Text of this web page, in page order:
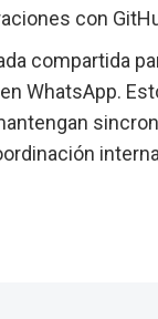
con
compartida
WhatsApp.